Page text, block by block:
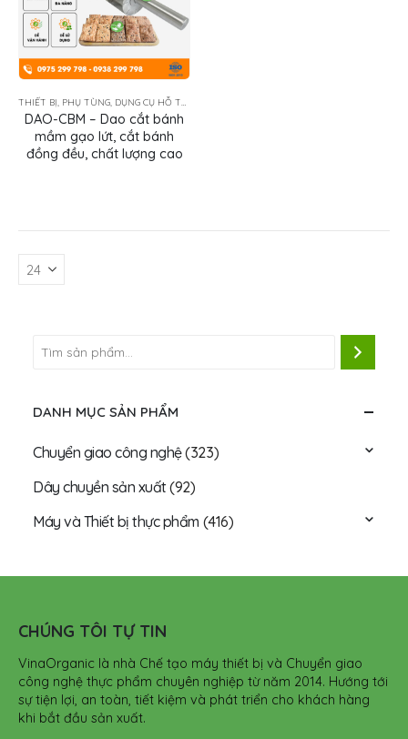
THIẾT BỊ, PHỤ TÙNG, DỤNG CỤ HỖ TRỢ
DAO-CBM – Dao cắt bánh
mầm gạo lứt, cắt bánh
đồng đều, chất lượng cao
DANH MỤC SẢN PHẨM
Chuyển giao công nghệ(323)
Dây chuyền sản xuất(92)
Máy và Thiết bị thực phẩm (416)
CHÚNG TÔI TỰ TIN
VinaOrganic là nhà Chế tạo máy thiết bị và Chuyển giao
công nghệ thực phẩm chuyên nghiệp từ năm 2014. Hướng tới
sự tiện lợi, an toàn, tiết kiệm và phát triển cho khách hàng
khi bắt đầu sản xuất.